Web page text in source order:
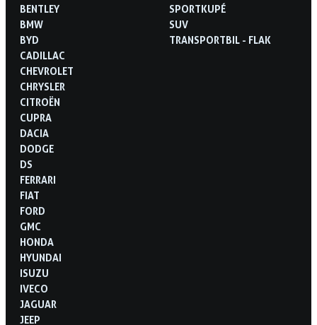
BENTLEY
BMW
BYD
CADILLAC
CHEVROLET
CHRYSLER
CITROËN
CUPRA
DACIA
DODGE
DS
FERRARI
FIAT
FORD
GMC
HONDA
HYUNDAI
ISUZU
IVECO
JAGUAR
JEEP
SPORTKUPÉ
SUV
TRANSPORTBIL - FLAK